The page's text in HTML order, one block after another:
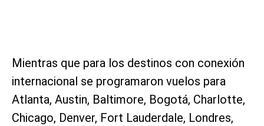
Mientras que para los destinos con conexión
internacional se programaron vuelos para
Atlanta, Austin, Baltimore, Bogotá, Charlotte,
Chicago, Denver, Fort Lauderdale, Londres,